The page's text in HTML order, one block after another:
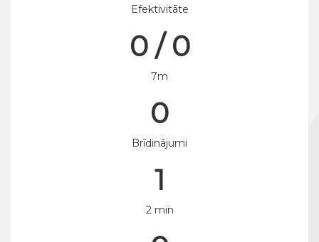
Efektivitāte
0 / 0
7m
0
Brīdinājumi
1
2 min